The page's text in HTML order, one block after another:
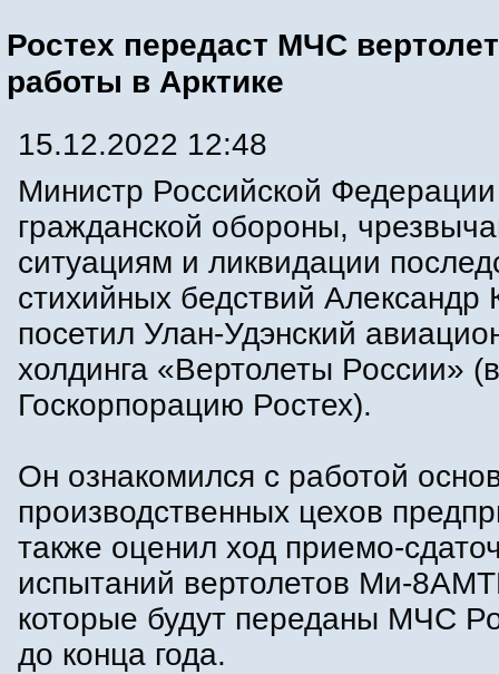
Ростех передаст МЧС
работы в Арктике
15.12.2022 12:48
Министр Российской
гражданской обороны,
ситуациям и ликвидации
стихийных бедствий Александр
посетил Улан-Удэнский
холдинга «Вертолеты России»
Госкорпорацию Ростех).
Он ознакомился с работой
производственных цехов
также оценил ход приемо-
испытаний вертолетов Ми-
которые будут переданы МЧС
до конца года.